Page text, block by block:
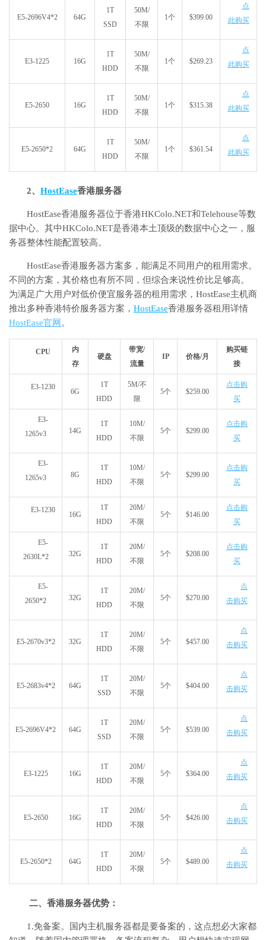
E5-2696V4*2 64G
1T
SSD
50M/
不限
1个 $399.00
点
此购买
E3-1225 16G
1T
HDD
50M/
不限
1个 $269.23
点
此购买
E5-2650 16G
1T
HDD
50M/
不限
1个 $315.38
点
此购买
E5-2650*2 64G
1T
HDD
50M/
不限
1个 $361.54
点
此购买
2、 HostEase香港服务器
HostEase香港服务器位于香港HKColo.NET和Telehouse等数
据中心。其中HKColo.NET是香港本土顶级的数据中心之一，服
务器整体性能配置较高。
HostEase香港服务器方案多，能满足不同用户的租用需求。
不同的方案，其价格也有所不同，但综合来说性价比足够高。
为满足广大用户对低价便宜服务器的租用需求，HostEase主机商
推出多种香港特价服务器方案， HostEase香港服务器租用详情
HostEase官网 。
CPU
内
存
硬盘
带宽/
流量
IP 价格/月
购买链
接
E3-1230
6G
1T
HDD
5M/不
限
5个 $259.00
点击购
买
E3-
1265v3
14G
1T
HDD
10M/
不限
5个 $299.00
点击购
买
E3-
1265v3
8G
1T
HDD
10M/
不限
5个 $299.00
点击购
买
E3-1230
16G
1T
HDD
20M/
不限
5个 $146.00
点击购
买
E5-
2630L*2
32G
1T
HDD
20M/
不限
5个 $208.00
点击购
买
E5-
2650*2
32G
1T
HDD
20M/
不限
5个 $270.00
点
击购买
E5-2670v3*2 32G
1T
HDD
20M/
不限
5个 $457.00
点
击购买
E5-2683v4*2 64G
1T
SSD
20M/
不限
5个 $404.00
点
击购买
E5-2696V4*2 64G
1T
SSD
20M/
不限
5个 $539.00
点
击购买
E3-1225 16G
1T
HDD
20M/
不限
5个 $364.00
点
击购买
E5-2650 16G
1T
HDD
20M/
不限
5个 $426.00
点
击购买
E5-2650*2 64G
1T
HDD
20M/
不限
5个 $489.00
点
击购买
二、香港服务器优势：
1.免备案。国内主机服务器都是要备案的，这点想必大家都